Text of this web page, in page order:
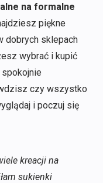
na formalne
piękne
dobrych sklepach
wybrać i kupić
czy wszystko
i poczuj się
kreacji na
sukienki